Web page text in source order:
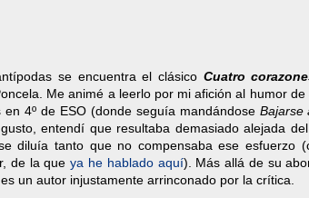
se encuentra el clásico Cuatro
Me animé a leerlo por mi afición al humor
en 4º de ESO (donde seguía mandándose Bajarse
entendí que resultaba demasiado alejada
diluía tanto que no compensaba ese esfuerzo
r, de la queya he hablado aquí). Más allá de su
un autor injustamente arrinconado por la crítica.